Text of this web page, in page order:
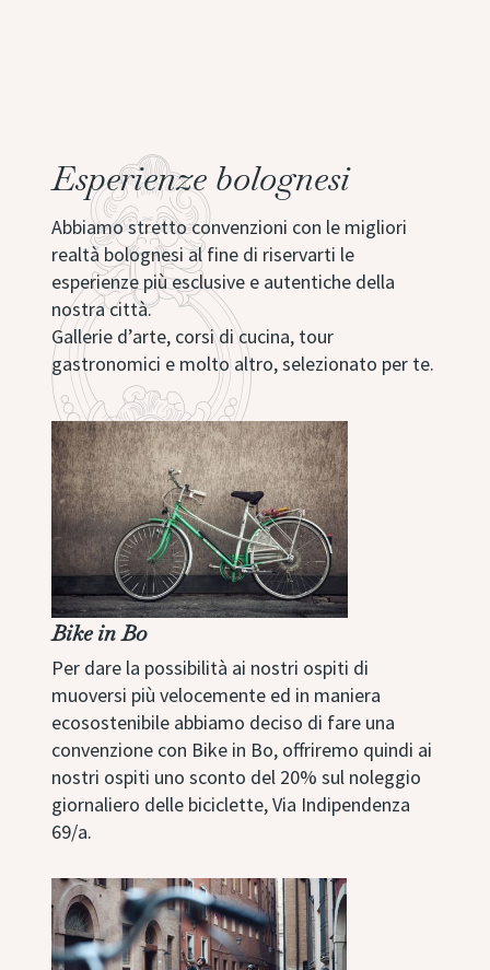
Esperienze bolognesi
Abbiamo stretto convenzioni con le migliori
realtà bolognesi al fine di riservarti le
esperienze più esclusive e autentiche della
nostra città.
Gallerie d’arte, corsi di cucina, tour
gastronomici e molto altro, selezionato per te.
Bike in Bo
Per dare la possibilità ai nostri ospiti di
muoversi più velocemente ed in maniera
ecosostenibile abbiamo deciso di fare una
convenzione con Bike in Bo, offriremo quindi ai
nostri ospiti uno sconto del 20% sul noleggio
giornaliero delle biciclette, Via Indipendenza
69/a.